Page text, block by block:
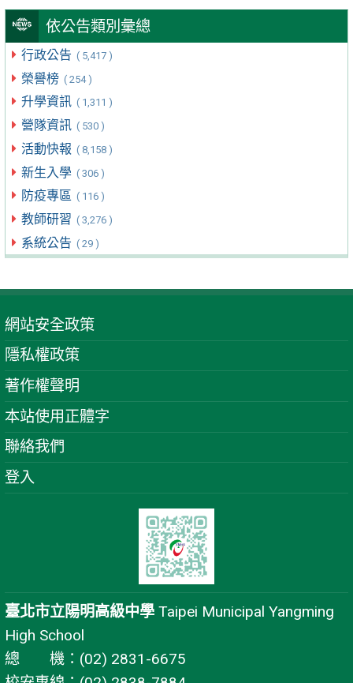
依公告類別彙總
行政公告 ( 5,417 )
榮譽榜 ( 254 )
升學資訊 ( 1,311 )
營隊資訊 ( 530 )
活動快報 ( 8,158 )
新生入學 ( 306 )
防疫專區 ( 116 )
教師研習 ( 3,276 )
系統公告 ( 29 )
網站安全政策
隱私權政策
著作權聲明
本站使用正體字
聯絡我們
登入
臺北市立陽明高級中學 Taipei Municipal Yangming
High School
總 機：(02) 2831-6675